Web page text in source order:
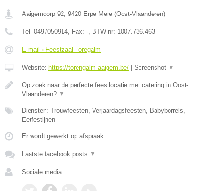
Aaigemdorp 92, 9420 Erpe Mere (Oost-Vlaanderen)
Tel: 0497050914, Fax: -, BTW-nr: 1007.736.463
E-mail › Feestzaal Toregalm
Website: https://torengalm-aaigem.be/ Screenshot ▼
Op zoek naar de perfecte feestlocatie met catering in Oost-
Vlaanderen? ▼
Diensten: Trouwfeesten, Verjaardagsfeesten, Babyborrels,
Eetfestijnen
Er wordt gewerkt op afspraak.
Laatste facebook posts ▼
Sociale media: